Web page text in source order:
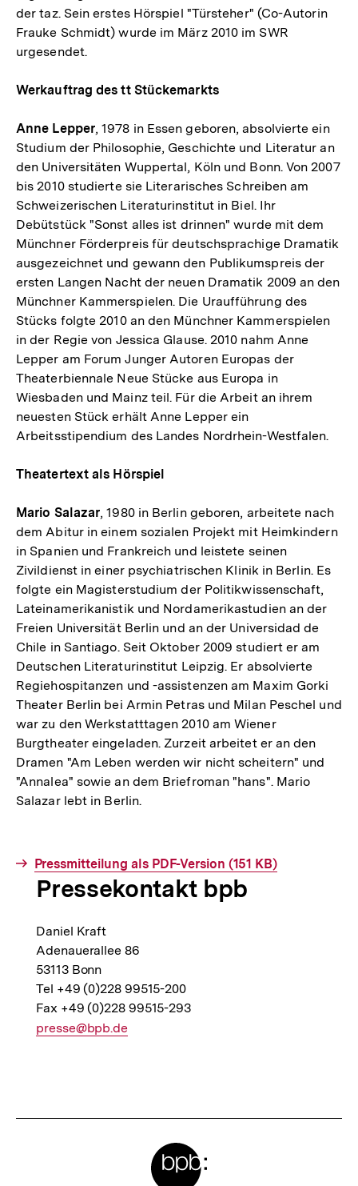
der taz. Sein erstes Hörspiel "Türsteher" (Co-Autorin
Frauke Schmidt) wurde im März 2010 im SWR
urgesendet.
Werkauftrag des tt Stückemarkts
Anne Lepper, 1978 in Essen geboren, absolvierte ein
Studium der Philosophie, Geschichte und Literatur an
den Universitäten Wuppertal, Köln und Bonn. Von 2007
bis 2010 studierte sie Literarisches Schreiben am
Schweizerischen Literaturinstitut in Biel. Ihr
Debütstück "Sonst alles ist drinnen" wurde mit dem
Münchner Förderpreis für deutschsprachige Dramatik
ausgezeichnet und gewann den Publikumspreis der
ersten Langen Nacht der neuen Dramatik 2009 an den
Münchner Kammerspielen. Die Uraufführung des
Stücks folgte 2010 an den Münchner Kammerspielen
in der Regie von Jessica Glause. 2010 nahm Anne
Lepper am Forum Junger Autoren Europas der
Theaterbiennale Neue Stücke aus Europa in
Wiesbaden und Mainz teil. Für die Arbeit an ihrem
neuesten Stück erhält Anne Lepper ein
Arbeitsstipendium des Landes Nordrhein-Westfalen.
Theatertext als Hörspiel
Mario Salazar, 1980 in Berlin geboren, arbeitete nach
dem Abitur in einem sozialen Projekt mit Heimkindern
in Spanien und Frankreich und leistete seinen
Zivildienst in einer psychiatrischen Klinik in Berlin. Es
folgte ein Magisterstudium der Politikwissenschaft,
Lateinamerikanistik und Nordamerikastudien an der
Freien Universität Berlin und an der Universidad de
Chile in Santiago. Seit Oktober 2009 studiert er am
Deutschen Literaturinstitut Leipzig. Er absolvierte
Regiehospitanzen und -assistenzen am Maxim Gorki
Theater Berlin bei Armin Petras und Milan Peschel und
war zu den Werkstatttagen 2010 am Wiener
Burgtheater eingeladen. Zurzeit arbeitet er an den
Dramen "Am Leben werden wir nicht scheitern" und
"Annalea" sowie an dem Briefroman "hans". Mario
Salazar lebt in Berlin.
Interner
Link:
Pressmitteilung als PDF-Version (151 KB)
Pressekontakt bpb
Daniel Kraft
Adenauerallee 86
53113 Bonn
Tel +49 (0)228 99515-200
Fax +49 (0)228 99515-293
E-
presse@bpb.de